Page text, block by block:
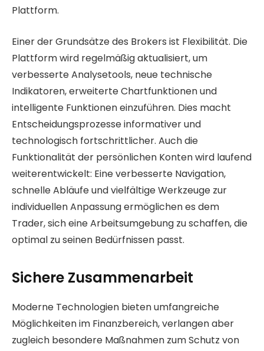
Plattform.
Einer der Grundsätze des Brokers ist Flexibilität. Die
Plattform wird regelmäßig aktualisiert, um
verbesserte Analysetools, neue technische
Indikatoren, erweiterte Chartfunktionen und
intelligente Funktionen einzuführen. Dies macht
Entscheidungsprozesse informativer und
technologisch fortschrittlicher. Auch die
Funktionalität der persönlichen Konten wird laufend
weiterentwickelt: Eine verbesserte Navigation,
schnelle Abläufe und vielfältige Werkzeuge zur
individuellen Anpassung ermöglichen es dem
Trader, sich eine Arbeitsumgebung zu schaffen, die
optimal zu seinen Bedürfnissen passt.
Sichere Zusammenarbeit
Moderne Technologien bieten umfangreiche
Möglichkeiten im Finanzbereich, verlangen aber
zugleich besondere Maßnahmen zum Schutz von